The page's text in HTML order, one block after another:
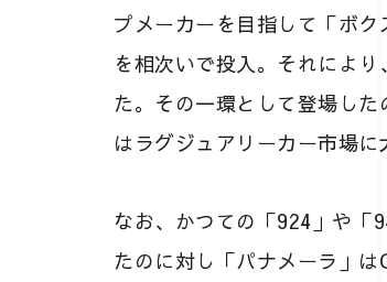
プメーカーを目指して「ボ
を相次いで投入。それによ
た。その一環として登場し
はラグジュアリーカー市場に
なお、かつての「924」や「
たのに対し「パナメーラ」